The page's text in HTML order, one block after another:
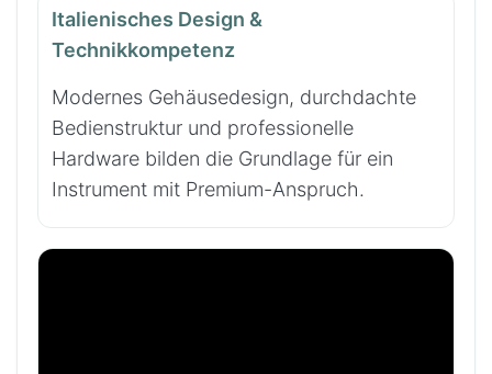
Italienisches Design &
Technikkompetenz
Modernes Gehäusedesign, durchdachte
Bedienstruktur und professionelle
Hardware bilden die Grundlage für ein
Instrument mit Premium-Anspruch.